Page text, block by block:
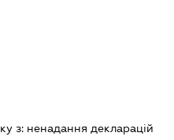
з: ненадання декларацiй